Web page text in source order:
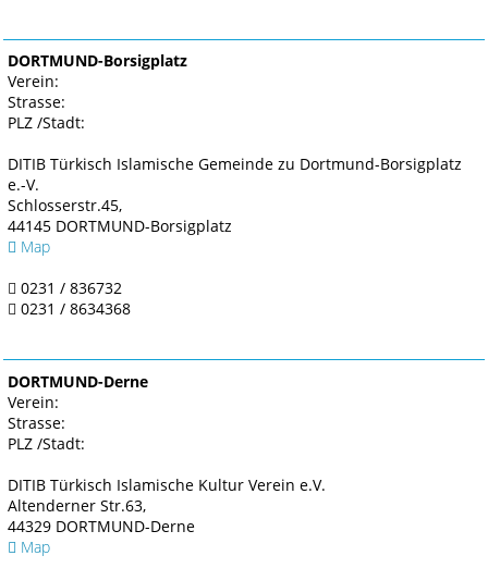
DORTMUND-Borsigplatz
Verein:
Strasse:
PLZ /Stadt:
DITIB Türkisch Islamische Gemeinde zu Dortmund-Borsigplatz
e.-V.
Schlosserstr.45,
44145 DORTMUND-Borsigplatz
Map
0231 / 836732
0231 / 8634368
DORTMUND-Derne
Verein:
Strasse:
PLZ /Stadt:
DITIB Türkisch Islamische Kultur Verein e.V.
Altenderner Str.63,
44329 DORTMUND-Derne
Map